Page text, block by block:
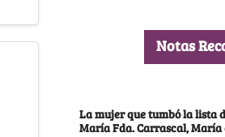
Notas
La mujer que tumbó la lista
María Fda. Carrascal,